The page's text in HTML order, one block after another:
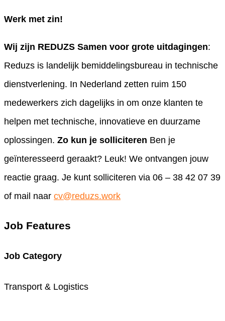
Werk met zin!
Wij zijn REDUZS Samen voor grote uitdagingen:
Reduzs is landelijk bemiddelingsbureau in technische
dienstverlening. In Nederland zetten ruim 150
medewerkers zich dagelijks in om onze klanten te
helpen met technische, innovatieve en duurzame
oplossingen. Zo kun je solliciteren Ben je
geïnteresseerd geraakt? Leuk! We ontvangen jouw
reactie graag. Je kunt solliciteren via 06 – 38 42 07 39
of mail naar cv@reduzs.work
Job Features
Job Category
Transport & Logistics